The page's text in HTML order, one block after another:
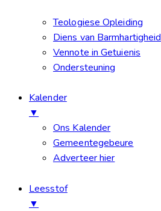
Teologiese Opleiding
Diens van Barmhartigheid
Vennote in Getuienis
Ondersteuning
Kalender
▼
Ons Kalender
Gemeentegebeure
Adverteer hier
Leesstof
▼